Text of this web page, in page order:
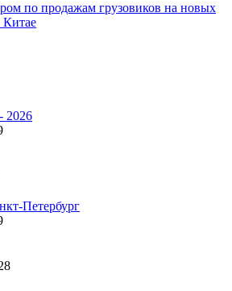
по продажам грузовиков на новых
Китае
2026
Петербург